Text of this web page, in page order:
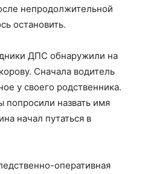
непродолжительной
остановить.
ДПС обнаружили на
Сначала водитель
у своего родственника.
попросили назвать имя
начал путаться в
оперативная